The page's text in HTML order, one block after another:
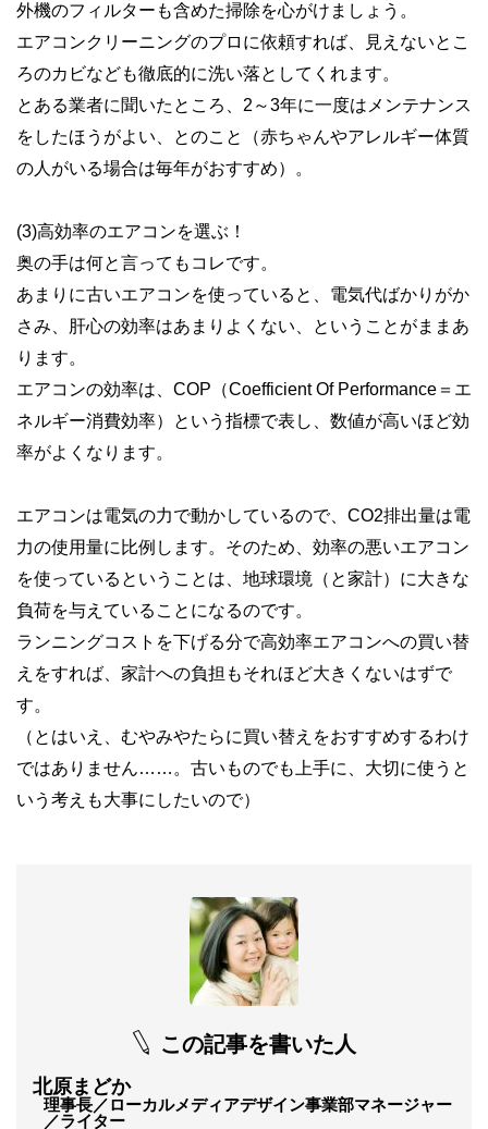
外機のフィルターも含めた掃除を心がけましょう。
エアコンクリーニングのプロに依頼すれば、見えないとこ
ろのカビなども徹底的に洗い落としてくれます。
とある業者に聞いたところ、2～3年に一度はメンテナンス
をしたほうがよい、とのこと（赤ちゃんやアレルギー体質
の人がいる場合は毎年がおすすめ）。
(3)高効率のエアコンを選ぶ！
奥の手は何と言ってもコレです。
あまりに古いエアコンを使っていると、電気代ばかりがか
さみ、肝心の効率はあまりよくない、ということがままあ
ります。
エアコンの効率は、COP（Coefficient Of Performance＝エ
ネルギー消費効率）という指標で表し、数値が高いほど効
率がよくなります。
エアコンは電気の力で動かしているので、CO2排出量は電
力の使用量に比例します。そのため、効率の悪いエアコン
を使っているということは、地球環境（と家計）に大きな
負荷を与えていることになるのです。
ランニングコストを下げる分で高効率エアコンへの買い替
えをすれば、家計への負担もそれほど大きくないはずで
す。
（とはいえ、むやみやたらに買い替えをおすすめするわけ
ではありません……。古いものでも上手に、大切に使うと
いう考えも大事にしたいので）
この記事を書いた人
北原まどか
理事長／ローカルメディアデザイン事業部マネージャー
／ライター